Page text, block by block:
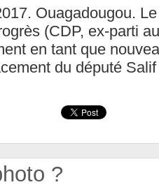
Ouagadougou.
(CDP, ex-parti
en tant que
du député
?